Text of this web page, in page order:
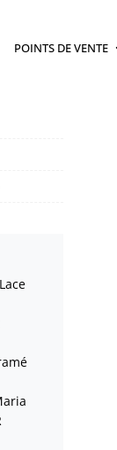
POINTS DE VENTE